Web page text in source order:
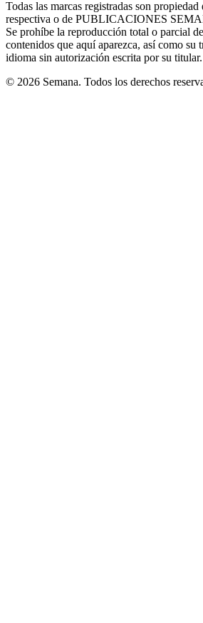
new
window
Todas las marcas registradas son propiedad
respectiva o de PUBLICACIONES
Se prohíbe la reproducción total o parcial
contenidos que aquí aparezca, así como su
idioma sin autorización escrita por su titular.
© 2026 Semana. Todos los derechos